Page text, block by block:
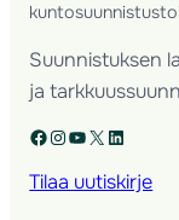
Suunnistuksen
ja
Facebook Instagram YouTube X LinkedIn
Tilaa uutiskirje